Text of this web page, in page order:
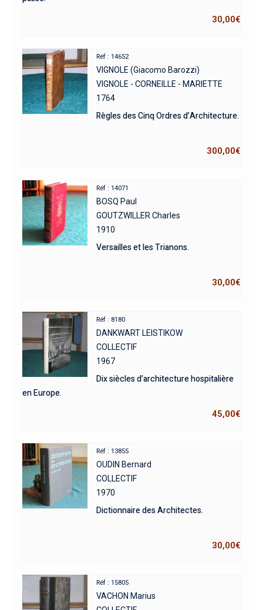
30,00€
Réf : 14652
VIGNOLE (Giacomo Barozzi)
VIGNOLE - CORNEILLE - MARIETTE
1764
Règles des Cinq Ordres d’Architecture.
300,00€
Réf : 14071
BOSQ Paul
GOUTZWILLER Charles
1910
Versailles et les Trianons.
30,00€
Réf : 8180
DANKWART LEISTIKOW
COLLECTIF
1967
Dix siècles d’architecture hospitalière
en Europe.
45,00€
Réf : 13855
OUDIN Bernard
COLLECTIF
1970
Dictionnaire des Architectes.
30,00€
Réf : 15805
VACHON Marius